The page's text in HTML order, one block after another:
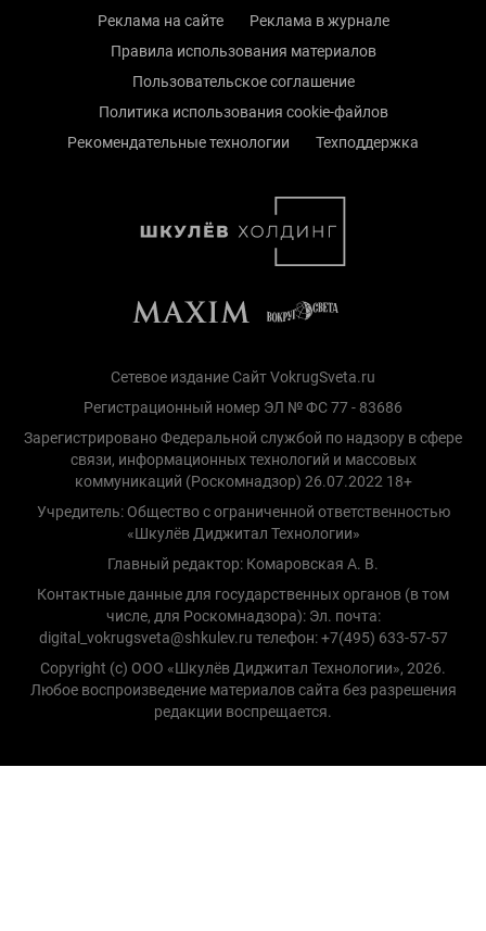
Реклама на сайте
Реклама в журнале
Правила использования материалов
Пользовательское соглашение
Политика использования cookie-файлов
Рекомендательные технологии
Техподдержка
Сетевое издание Сайт VokrugSveta.ru
Регистрационный номер ЭЛ № ФС 77 - 83686
Зарегистрировано Федеральной службой по надзору в сфере
связи, информационных технологий и массовых
коммуникаций (Роскомнадзор) 26.07.2022 18+
Учредитель: Общество с ограниченной ответственностью
«Шкулёв Диджитал Технологии»
Главный редактор: Комаровская А. В.
Контактные данные для государственных органов (в том
числе, для Роскомнадзора): Эл. почта:
digital_vokrugsveta@shkulev.ru телефон: +7(495) 633-57-57
Copyright (с) ООО «Шкулёв Диджитал Технологии», 2026.
Любое воспроизведение материалов сайта без разрешения
редакции воспрещается.